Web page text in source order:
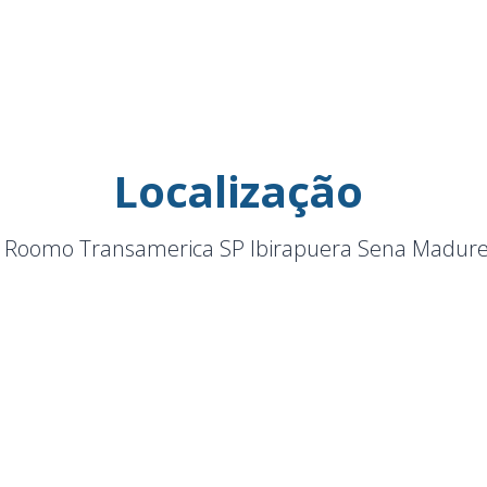
Localização
Transamerica SP Ibirapuera Sena